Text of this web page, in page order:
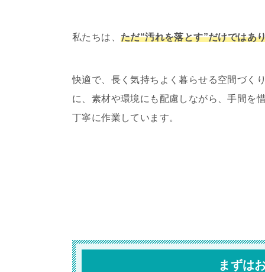
私たちは、 ただ“汚れを落とす”だけではあ
快適で、長く気持ちよく暮らせる空間づく
に、素材や環境にも配慮しながら、手間を
丁寧に作業しています。
まずは